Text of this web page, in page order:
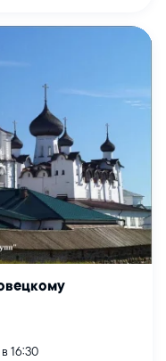
16:30